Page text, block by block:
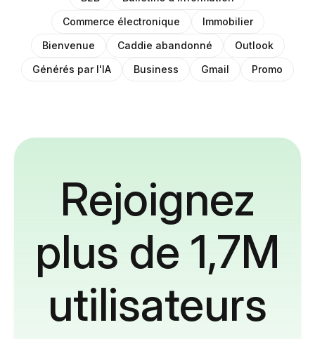
Commerce électronique
Immobilier
Bienvenue
Caddie abandonné
Outlook
Générés par l'IA
Business Gmail Promo
Rejoignez
plus de 1,7M
utilisateurs